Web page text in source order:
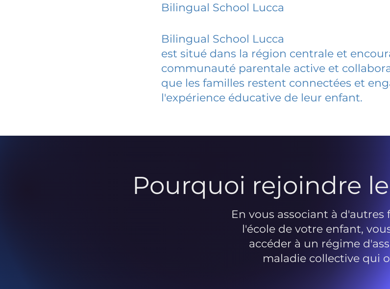
Bilingual School Lucca
Bilingual School Lucca
est situé dans la région centrale et
communauté parentale active et
que les familles restent connectées et
l'expérience éducative de leur enfant.
Pourquoi rejoindre
En vous associant à d'autres
l'école de votre enfant,
accéder à un régime
maladie collective qui